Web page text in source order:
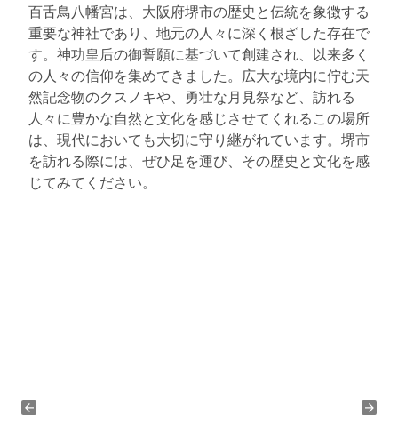
百舌鳥八幡宮は、大阪府堺市の歴史と伝統を象徴する
重要な神社であり、地元の人々に深く根ざした存在で
す。神功皇后の御誓願に基づいて創建され、以来多く
の人々の信仰を集めてきました。広大な境内に佇む天
然記念物のクスノキや、勇壮な月見祭など、訪れる
人々に豊かな自然と文化を感じさせてくれるこの場所
は、現代においても大切に守り継がれています。堺市
を訪れる際には、ぜひ足を運び、その歴史と文化を感
じてみてください。